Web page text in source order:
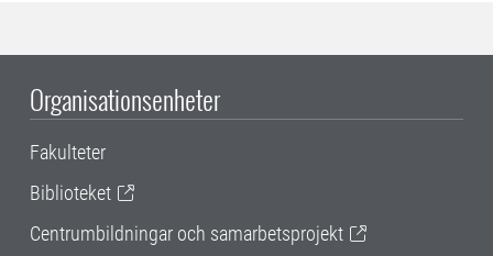
Organisationsenheter
Fakulteter
Biblioteket
Centrumbildningar och samarbetsprojekt